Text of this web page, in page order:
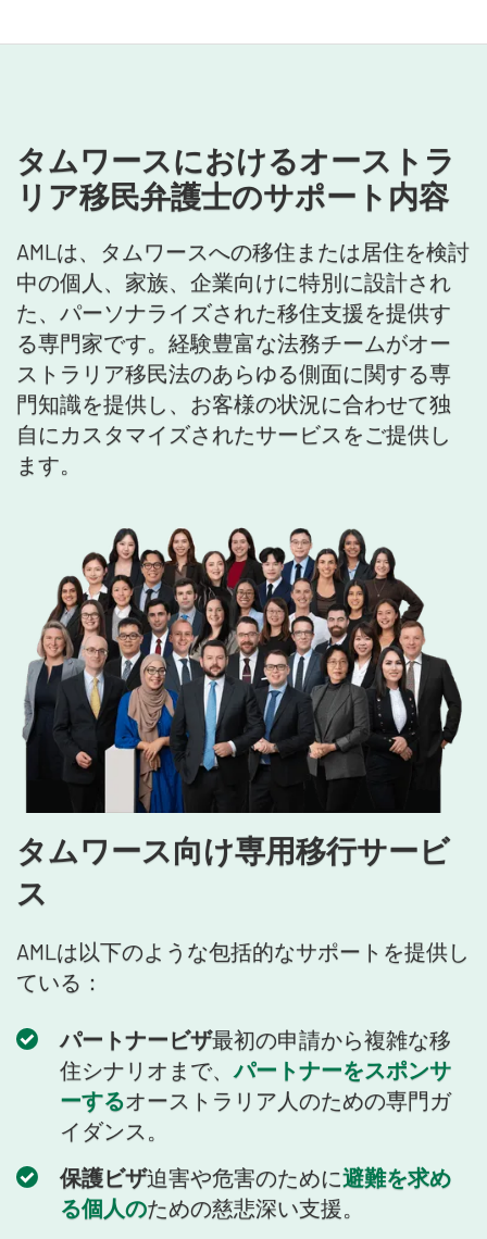
タムワースにおけるオーストラ
リア移民弁護士のサポート内容
AMLは、タムワースへの移住または居住を検討
中の個人、家族、企業向けに特別に設計され
た、パーソナライズされた移住支援を提供す
る専門家です。経験豊富な法務チームがオー
ストラリア移民法のあらゆる側面に関する専
門知識を提供し、お客様の状況に合わせて独
自にカスタマイズされたサービスをご提供し
ます。
タムワース向け専用移行サービ
ス
AMLは以下のような包括的なサポートを提供し
ている：
パートナービザ最初の申請から複雑な移
住シナリオまで、 パートナーをスポンサ
ーするオーストラリア人のための専門ガ
イダンス。
保護ビザ迫害や危害のために避難を求め
る個人のための慈悲深い支援。